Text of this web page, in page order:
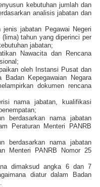
kebutuhan jumlah dan
analisis jabatan dan
jenis jabatan Pegawai Negeri
tahun yang diperinci per
jabatan;
Nawacita dan Rencana
oleh Instansi Pusat dan
Badan Kepegawaian Negara
dokumen rencana
nama jabatan, kualifikasi
berdasarkan nama jabatan
Peraturan Menteri PANRB
berdasarkan nama jabatan
Menteri PANRB Nomor 25
dimaksud angka 6 dan 7
diatur dalam Badan